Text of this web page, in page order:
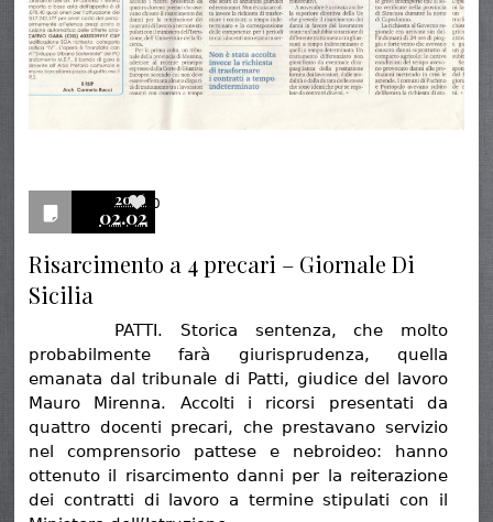
2016
02.02
0
Risarcimento a 4 precari – Giornale Di
Sicilia
PATTI. Storica sentenza, che molto
probabilmente farà giurisprudenza, quella
emanata dal tribunale di Patti, giudice del lavoro
Mauro Mirenna. Accolti i ricorsi presentati da
quattro docenti precari, che prestavano servizio
nel comprensorio pattese e nebroideo: hanno
ottenuto il risarcimento danni per la reiterazione
dei contratti di lavoro a termine stipulati con il